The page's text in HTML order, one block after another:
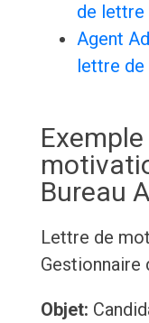
de
Agent
lettre
Bureau
Lettre de
Gestionnaire
Objet: